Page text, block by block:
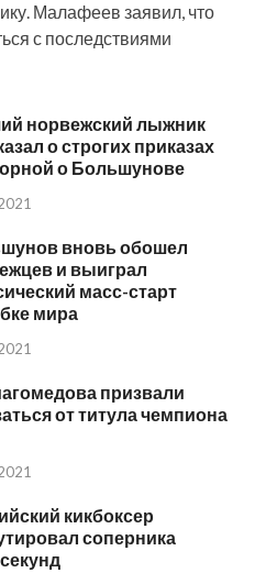
Малафеев заявил, что
с последствиями
норвежский лыжник
о строгих приказах
о Большунове
вновь обошел
и выиграл
масс-старт
мира
призвали
от титула чемпиона
кикбоксер
соперника